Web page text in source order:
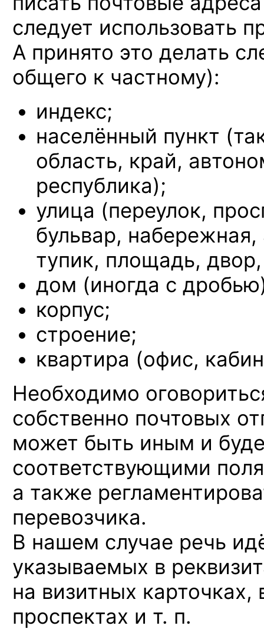
следует использовать
А принято это делать
общего к частному):
индекс;
населённый пункт
область, край,
республика);
улица (переулок,
бульвар,
тупик, площадь,
дом (иногда с
корпус;
строение;
квартира (офис,
Необходимо
собственно почтовых
может быть иным и
соответствующими
а также
перевозчика.
В нашем случае речь
указываемых в
на визитных карточках,
проспектах и т. п.